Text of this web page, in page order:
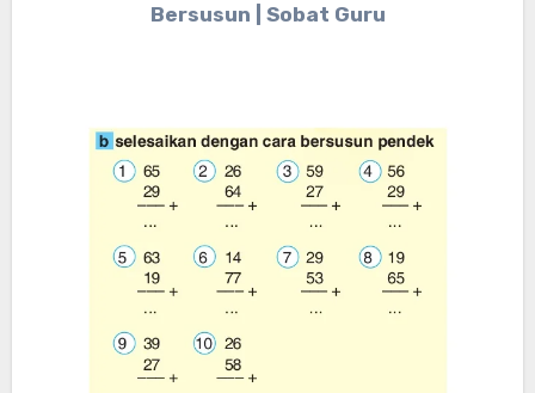
Bersusun | Sobat Guru